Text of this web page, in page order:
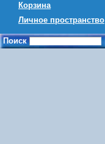
Корзина
Личное пространство
Поиск